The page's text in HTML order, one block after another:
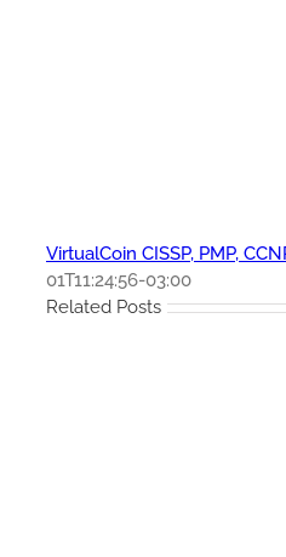
VirtualCoin CISSP, PMP,
01T11:24:56-03:00
Related Posts